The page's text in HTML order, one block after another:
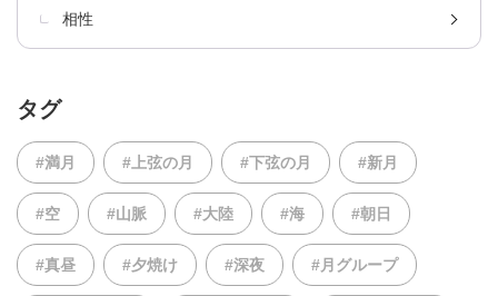
相性
タグ
#満月 #上弦の月 #下弦の月 #新月
#空 #山脈 #大陸 #海 #朝日
#真昼 #夕焼け #深夜 #月グループ